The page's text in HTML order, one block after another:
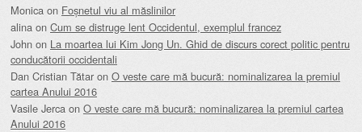
Monica on Foșnetul viu al măslinilor
alina on Cum se distruge lent Occidentul, exemplul francez
John on La moartea lui Kim Jong Un. Ghid de discurs corect politic pentru
conducătorii occidentali
Dan Cristian Tătar on O veste care mă bucură: nominalizarea la premiul
cartea Anului 2016
Vasile Jerca on O veste care mă bucură: nominalizarea la premiul cartea
Anului 2016